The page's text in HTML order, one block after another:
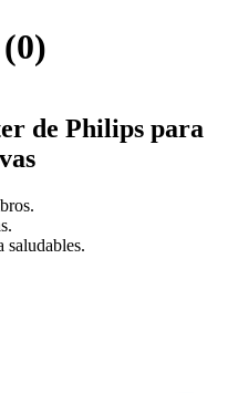
(0)
de Philips para
saludables.